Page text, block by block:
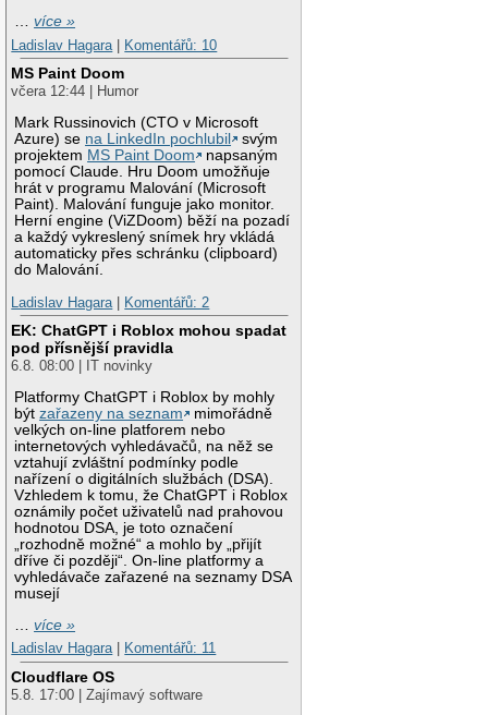
…více »
Ladislav Hagara
Komentářů: 10
MS Paint Doom
včera 12:44 | Humor
Mark Russinovich (CTO v Microsoft
Azure) se na LinkedIn pochlubil
svým
projektem MS Paint Doom
napsaným
pomocí Claude. Hru Doom umožňuje
hrát v programu Malování (Microsoft
Paint). Malování funguje jako monitor.
Herní engine (ViZDoom) běží na pozadí
a každý vykreslený snímek hry vkládá
automaticky přes schránku (clipboard)
do Malování.
Ladislav Hagara
Komentářů: 2
EK: ChatGPT i Roblox mohou spadat
pod přísnější pravidla
6.8. 08:00 | IT novinky
Platformy ChatGPT i Roblox by mohly
býtzařazeny na seznam
mimořádně
velkých on-line platforem nebo
internetových vyhledávačů, na něž se
vztahují zvláštní podmínky podle
nařízení o digitálních službách (DSA).
Vzhledem k tomu, že ChatGPT i Roblox
oznámily počet uživatelů nad prahovou
hodnotou DSA, je toto označení
„rozhodně možné“ a mohlo by „přijít
dříve či později“. On-line platformy a
vyhledávače zařazené na seznamy DSA
musejí
…více »
Ladislav Hagara| Komentářů: 11
Cloudflare OS
5.8. 17:00 | Zajímavý software